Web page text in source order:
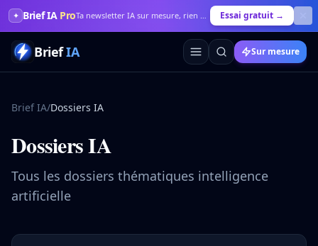
✦ Brief IA Pro Ta newsletter IA sur mesure, rien que pour toi Essai gratuit →
BriefIA Sur mesure
Brief IA/Dossiers IA
Dossiers IA
Tous les dossiers thématiques intelligence
artificielle